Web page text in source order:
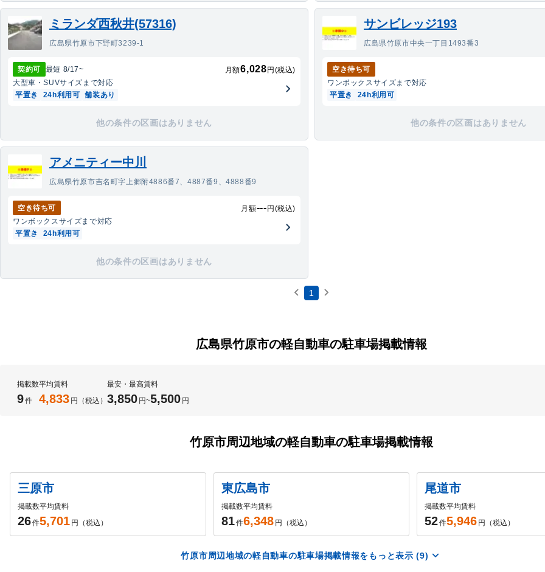
ミランダ西秋井(57316)
広島県竹原市下野町3239-1
契約可 最短 8/17~ 月額6,028 円(税込)
大型車・SUVサイズまで対応
平置き
24h利用可 舗装あり
他の条件の区画はありません
サンビレッジ193
広島県竹原市中央一丁目1493番3
空き待ち可
ワンボックスサイズまで対応
平置き
24h利用可
他の条件の区画はありません
アメニティー中川
広島県竹原市吉名町字上郷附4886番7、4887番9、4888番9
空き待ち可 月額--- 円(税込)
ワンボックスサイズまで対応
平置き
24h利用可
他の条件の区画はありません
1
広島県竹原市の軽自動車の駐車場掲載情報
掲載数
9件
平均賃料
4,833 円（税込）
最安・最高賃料
3,850 円~5,500 円
竹原市周辺地域の軽自動車の駐車場掲載情報
三原市
掲載数
26件
平均賃料
5,701 円（税込）
東広島市
掲載数
81件
平均賃料
6,348 円（税込）
尾道市
掲載数
52件
平均賃料
5,946 円（税込）
竹原市周辺地域の軽自動車の駐車場掲載情報をもっと表示 (9)